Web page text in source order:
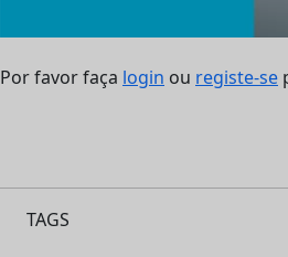
Por favor faça login ou registe-se
TAGS